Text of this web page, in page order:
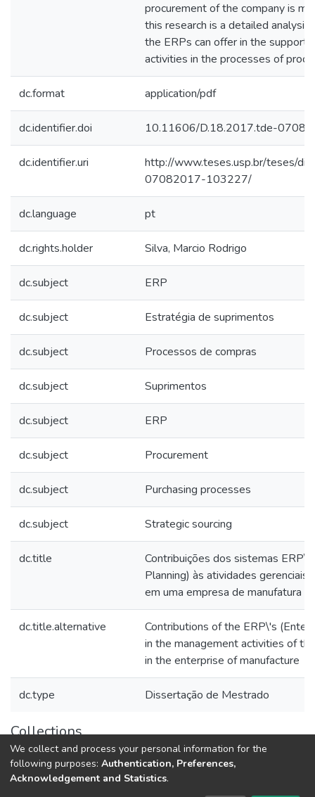
procurement of the company is
this research is a detailed
the ERPs can offer in the support
activities in the processes of
dc.format application/pdf
dc.identifier.doi 10.11606/D.18.2017.tde-
dc.identifier.uri
http://www.teses.usp.br/teses/
07082017-103227/
dc.language pt
dc.rights.holder Silva, Marcio Rodrigo
dc.subject ERP
dc.subject Estratégia de suprimentos
dc.subject Processos de compras
dc.subject Suprimentos
dc.subject ERP
dc.subject Procurement
dc.subject Purchasing processes
dc.subject Strategic sourcing
dc.title
Contribuições dos sistemas
Planning) às atividades gerenciais
em uma empresa de manufatura
dc.title.alternative
Contributions of the ERP\'s
in the management activities of
in the enterprise of manufacture
dc.type Dissertação de Mestrado
Collections
Teses e Dissertações (BDTD USP)
We collect and process your personal information for the
following purposes: Authentication, Preferences,
Acknowledgement and Statistics.